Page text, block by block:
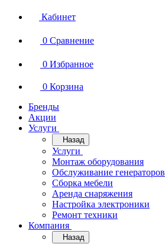
Кабинет
0 Сравнение
0 Избранное
0 Корзина
Бренды
Акции
Услуги
Назад
Услуги
Монтаж оборудования
Обслуживание генераторов
Сборка мебели
Аренда снаряжения
Настройка электроники
Ремонт техники
Компания
Назад